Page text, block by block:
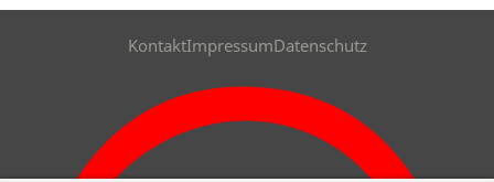
KontaktImpressumDatenschutz